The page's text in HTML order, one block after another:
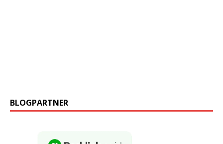
BLOGPARTNER